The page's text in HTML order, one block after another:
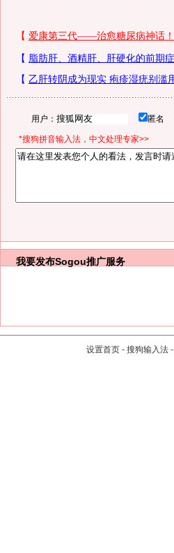
用户： 匿名
*搜狗拼音输入法，中文处理专家>>
我要发布Sogou推广服务
设置首页 - 搜狗输入法 -